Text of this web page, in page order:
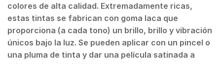
colores de alta calidad. Extremadamente ricas,
estas tintas se fabrican con goma laca que
proporciona (a cada tono) un brillo, brillo y vibración
únicos bajo la luz. Se pueden aplicar con un pincel o
una pluma de tinta y dar una película satinada a